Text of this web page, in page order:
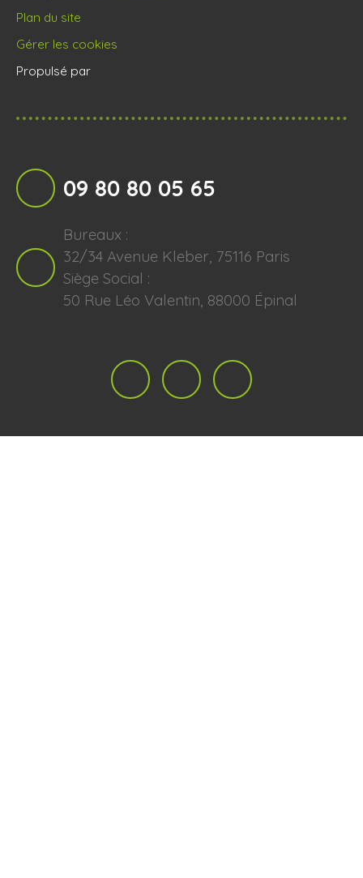
Plan du site
Gérer les cookies
Propulsé par
09 80 80 05 65
Bureaux :
32/34 Avenue Kleber, 75116 Paris
Siège Social :
50 Rue Léo Valentin, 88000 Épinal